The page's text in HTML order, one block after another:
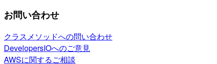
お問い合わせ
クラスメソッドへの問い合わせ
DevelopersIOへのご意見
AWSに関するご相談